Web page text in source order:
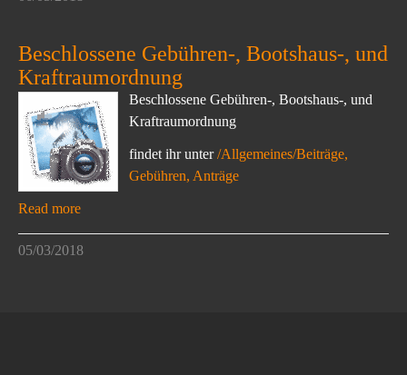
Beschlossene Gebühren-, Bootshaus-, und
Kraftraumordnung
Beschlossene Gebühren-, Bootshaus-, und
Kraftraumordnung
findet ihr unter/Allgemeines/Beiträge,
Gebühren, Anträge
Read more
05/03/2018